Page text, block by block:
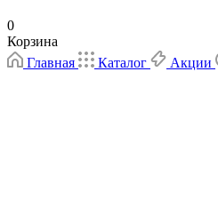
0
Корзина
Главная
Каталог Акции